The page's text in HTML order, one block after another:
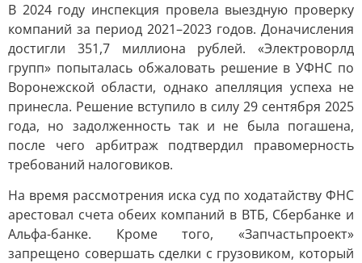
В 2024 году инспекция провела выездную проверку
компаний за период 2021–2023 годов. Доначисления
достигли 351,7 миллиона рублей. «Электроворлд
групп» попыталась обжаловать решение в УФНС по
Воронежской области, однако апелляция успеха не
принесла. Решение вступило в силу 29 сентября 2025
года, но задолженность так и не была погашена,
после чего арбитраж подтвердил правомерность
требований налоговиков.
На время рассмотрения иска суд по ходатайству ФНС
арестовал счета обеих компаний в ВТБ, Сбербанке и
Альфа-банке. Кроме того, «Запчастьпроект»
запрещено совершать сделки с грузовиком, который